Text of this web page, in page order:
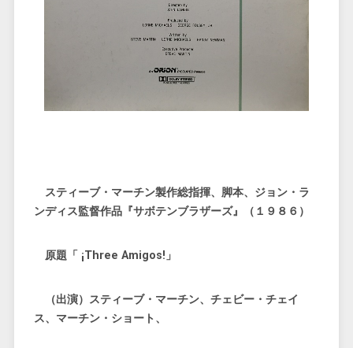
スティーブ・マーチン製作総指揮、脚本、ジョン・ラ
ンディス監督作品『サボテンブラザーズ』（１９８６）
原題「 ¡Three Amigos!」
（出演）スティーブ・マーチン、チェビー・チェイ
ス、マーチン・ショート、